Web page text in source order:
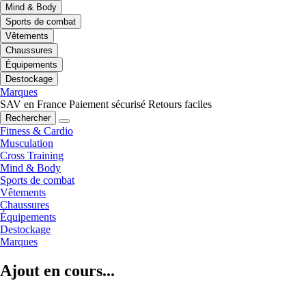
Mind & Body
Sports de combat
Vêtements
Chaussures
Équipements
Destockage
Marques
SAV en France Paiement sécurisé Retours faciles
Rechercher
Fitness & Cardio
Musculation
Cross Training
Mind & Body
Sports de combat
Vêtements
Chaussures
Équipements
Destockage
Marques
Ajout en cours...